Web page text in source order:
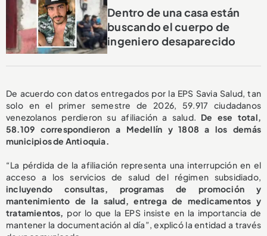
Dentro de una casa están
buscando el cuerpo de
ingeniero desaparecido
De acuerdo con datos entregados por la EPS Savia Salud, tan
solo en el primer semestre de 2026, 59.917 ciudadanos
venezolanos perdieron su afiliación a salud. De ese total,
58.109 correspondieron a Medellín y 1808 a los demás
municipios de Antioquia.
“La pérdida de la afiliación representa una interrupción en el
acceso a los servicios de salud del régimen subsidiado,
incluyendo consultas, programas de promoción y
mantenimiento de la salud, entrega de medicamentos y
tratamientos, por lo que la EPS insiste en la importancia de
mantener la documentación al día”, explicó la entidad a través